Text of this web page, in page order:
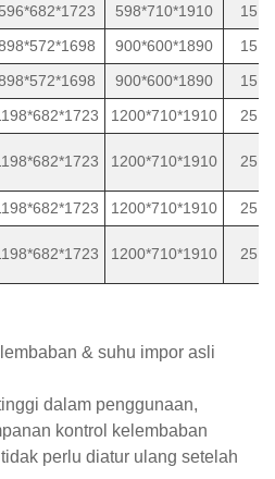
596*682*1723 598*710*1910
15
900*600*1890
15
900*600*1890
15
1200*710*1910
25
1200*710*1910 25
1200*710*1910
25
1200*710*1910 25
& suhu impor asli
dalam penggunaan,
kontrol kelembaban
perlu diatur ulang setelah